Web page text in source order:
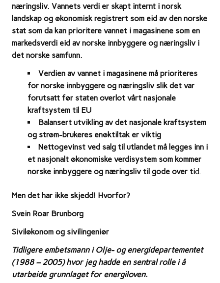
næringsliv. Vannets verdi er skapt internt i norsk
landskap og økonomisk registrert som eid av den norske
stat som da kan prioritere vannet i magasinene som en
markedsverdi eid av norske innbyggere og næringsliv i
det norske samfunn.
Verdien av vannet i magasinene må prioriteres
for norske innbyggere og næringsliv slik det var
forutsatt før staten overlot vårt nasjonale
kraftsystem til EU
Balansert utvikling av det nasjonale kraftsystem
og strøm-brukeres enøktiltak er viktig
Nettogevinst ved salg til utlandet må legges inn i
et nasjonalt økonomiske verdisystem som kommer
norske innbyggere og næringsliv til gode over tid.
Men det har ikke skjedd! Hvorfor?
Svein Roar Brunborg
Siviløkonom og sivilingeniør
Tidligere embetsmann i Olje- og energidepartementet
(1988 – 2005) hvor jeg hadde en sentral rolle i å
utarbeide grunnlaget for energiloven.